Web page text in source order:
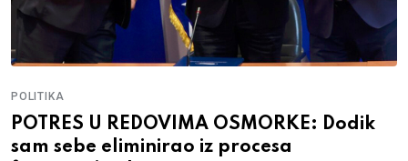
POLITIKA
POTRES U REDOVIMA OSMORKE: Dodik
sam sebe eliminirao iz procesa